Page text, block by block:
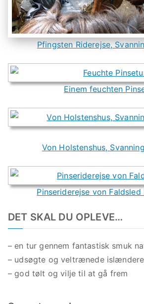
Pfingsten Riderejse,
Einem feuchten
Von Holstenshus,
Pinseriderejse von
DET SKAL DU OPLEVE…
– en tur gennem fantastisk smuk
– udsøgte og veltrænede islændere
– god tølt og vilje til at gå frem